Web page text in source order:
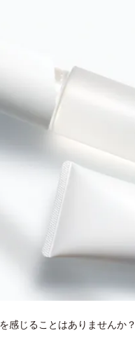
感じることはありませんか？